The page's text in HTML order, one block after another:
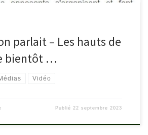
parlait – Les hauts de
bientôt …
Vidéo
Publié22 septembre 2023